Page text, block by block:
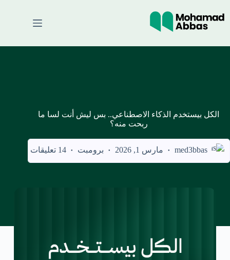
إلى
المحتوى
الكل بيستخدم الذكاء الاصطناعي.. بس ليش أنت لسا ما
ربحت منه؟
med3bbas مارس 1, 2026 برومبت 14 تعليقات